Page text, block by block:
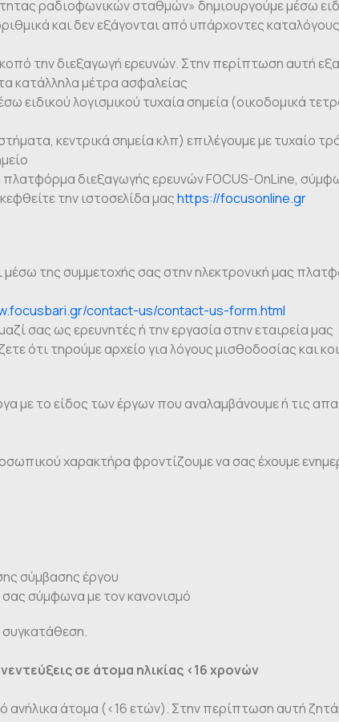
ραδιοφωνικών σταθμών» δημιουργούμε μέσω
και δεν εξάγονται από υπάρχοντες
την διεξαγωγή ερευνών. Στην περίπτωση αυτή
κατάλληλα μέτρα ασφαλείας
ειδικού λογισμικού τυχαία σημεία (οικοδομικά
κεντρικά σημεία κλπ) επιλέγουμε με τυχαίο
διεξαγωγής ερευνών FOCUS-OnLine,
την ιστοσελίδα μαςhttps://focusonline.gr
της συμμετοχής σας στην ηλεκτρονική μας
contact-us/contact-us-form.html
σας ως ερευνητές ή την εργασία στην εταιρεία μας
ότι τηρούμε αρχείο για λόγους μισθοδοσίας και
με το είδος των έργων που αναλαμβάνουμε ή τις
χαρακτήρα φροντίζουμε να σας έχουμε
σύμβασης έργου
σύμφωνα με τον κανονισμό
σε άτομα ηλικίας <16 χρονών
ανήλικα άτομα (<16 ετών). Στην περίπτωση αυτή